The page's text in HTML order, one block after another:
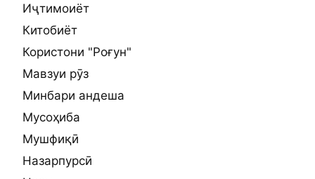
Иҷтимоиёт
Китобиёт
Користони "Роғун"
Мавзуи рӯз
Минбари андеша
Мусоҳиба
Мушфиқӣ
Назарпурсӣ